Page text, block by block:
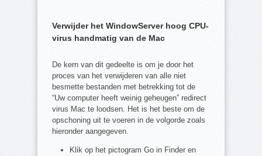
Verwijder het WindowServer hoog CPU-
virus handmatig van de Mac
De kern van dit gedeelte is om je door het
proces van het verwijderen van alle niet
besmette bestanden met betrekking tot de
“Uw computer heeft weinig geheugen” redirect
virus Mac te loodsen. Het is het beste om de
opschoning uit te voeren in de volgorde zoals
hieronder aangegeven.
Klik op het pictogram Go in Finder en